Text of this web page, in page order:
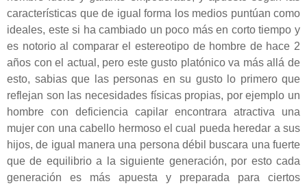
características que de igual forma los medios puntúan como
ideales, este si ha cambiado un poco más en corto tiempo y
es notorio al comparar el estereotipo de hombre de hace 2
años con el actual, pero este gusto platónico va más allá de
esto, sabias que las personas en su gusto lo primero que
reflejan son las necesidades físicas propias, por ejemplo un
hombre con deficiencia capilar encontrara atractiva una
mujer con una cabello hermoso el cual pueda heredar a sus
hijos, de igual manera una persona débil buscara una fuerte
que de equilibrio a la siguiente generación, por esto cada
generación es más apuesta y preparada para ciertos